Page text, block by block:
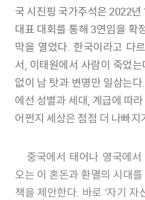
국 시진핑 국가주석은 2022
대표 대회를 통해 3연임을 확
막을 열었다. 한국이라고 다
서, 이태원에서 사람이 죽었
없이 남 탓과 변명만 일삼는
에선 성별과 세대, 계급에 따
어쩐지 세상은 점점 더 나빠지
중국에서 태어나 영국에서 활동하는 인류학자 샹뱌
오는 이 혼돈과 환멸의 시대
책을 제안한다. 바로 ‘자기 자